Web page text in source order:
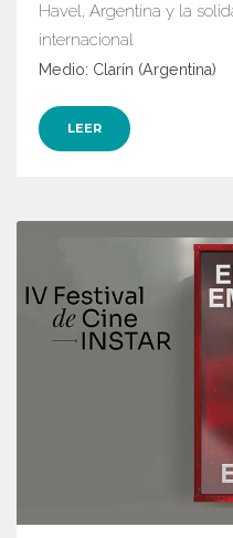
Havel, Argentina y la
internacional
Medio: Clarín (Argentina)
LEER